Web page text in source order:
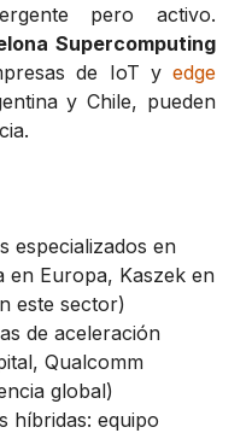
pero activo.
Supercomputing
de IoT y edge
y Chile, pueden
especializados en
en Europa, Kaszek en
este sector)
de aceleración
Qualcomm
global)
híbridas: equipo